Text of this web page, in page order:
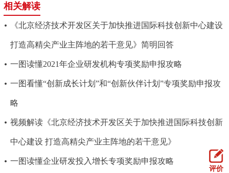
相关解读
《北京经济技术开发区关于加快推进国际科技创新中心建设
打造高精尖产业主阵地的若干意见》简明回答
一图读懂2021年企业研发机构专项奖励申报攻略
一图看懂“创新成长计划”和“创新伙伴计划”专项奖励申报攻
略
视频解读《北京经济技术开发区关于加快推进国际科技创新
中心建设 打造高精尖产业主阵地的若干意见》
一图读懂企业研发投入增长专项奖励申报攻略
评价